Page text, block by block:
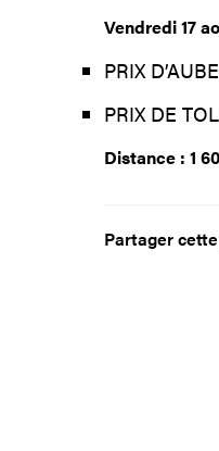
Vendredi 17
PRIX
PRIX DE
Distance : 1
Partager